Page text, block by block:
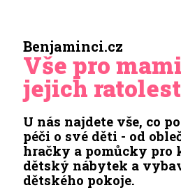
Benjaminci.cz
Vše pro
jejich
U nás najdete vše, co
péči o své děti - od
hračky a pomůcky pro
dětský nábytek a
dětského pokoje.